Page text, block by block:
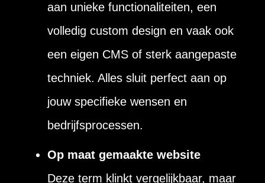
aan unieke functionaliteiten, een
volledig custom design en vaak ook
een eigen CMS of sterk aangepaste
techniek. Alles sluit perfect aan op
jouw specifieke wensen en
bedrijfsprocessen.
Op maat gemaakte website
Deze term klinkt vergelijkbaar, maar